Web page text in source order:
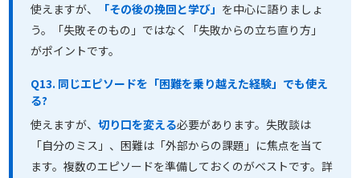
使えますが、
「その後の挽回と学び」 を中心に語りましょ
う。「失敗そのもの」ではなく「失敗からの立ち直り方」
がポイントです。
Q13. 同じエピソードを「困難を乗り越えた経験」でも使え
る?
使えますが、切り口を変える必要があります。失敗談は
「自分のミス」、困難は「外部からの課題」に焦点を当て
ます。複数のエピソードを準備しておくのがベストです。詳